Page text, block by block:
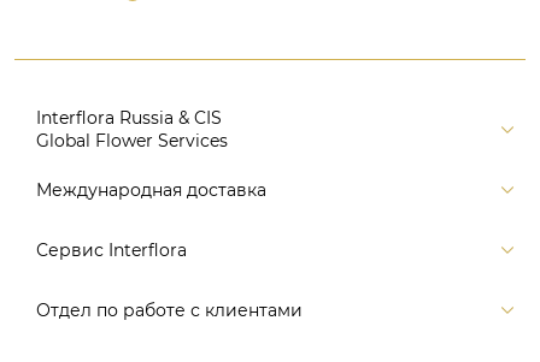
Interflora Russia & CIS
Global Flower Services
Версия для печати
Поиск
Международная доставка
Россия
Европа
Сервис Interflora
Заказ и оплата
Отдел по работе с клиентами